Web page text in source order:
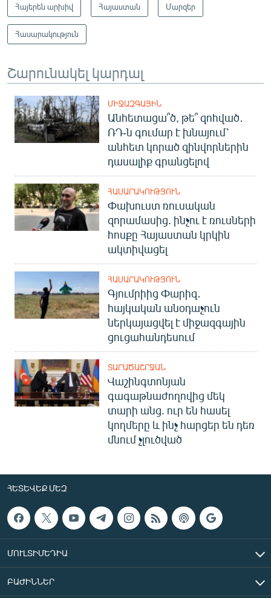
Հայերեն արխիվ Հայաստան Մարզեր
Հասարակություն
Շարունակել կարդալ
ՄԻՋԱԶԳԱՅԻՆ
Անհետացա՞ծ, թե՞ զոհված․
ՌԴ-ն գումար է խնայում՝
անհետ կորած զինվորներին
դասալիք գրանցելով
ՀԱՍԱՐԱԿՈՒԹՅՈՒՆ
Փախուստ ռուսական
զորամասից. ինչու է ռուսների
հոսքը Հայաստան կրկին
ակտիվացել
ՀԱՍԱՐԱԿՈՒԹՅՈՒՆ
Գյումրիից Փարիզ․
հայկական անօդաչուն
ներկայացվել է միջազգային
ցուցահանդեսում
ՏԱՐԱԾԱՇՐՋԱՆ
Վաշինգտոնյան
գագաթնաժողովից մեկ
տարի անց. ուր են հասել
կողմերը և ինչ հարցեր են դեռ
մնում չլուծված
ՀԵՏԵՎԵՔ ՄԵԶ
ՄՈՒԼՏԻՄԵԴԻԱ
ԲԱԺԻՆՆԵՐ